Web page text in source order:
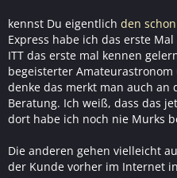
kennst Du eigentlich den schon
Express habe ich das erste
ITT das erste mal kennen
begeisterter
denke das merkt man auch an
Beratung. Ich weiß, dass das
dort habe ich noch nie Murks
Die anderen gehen vielleicht
der Kunde vorher im Internet